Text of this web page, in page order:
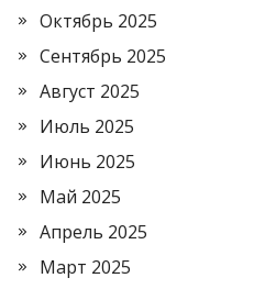
Октябрь 2025
Сентябрь 2025
Август 2025
Июль 2025
Июнь 2025
Май 2025
Апрель 2025
Март 2025